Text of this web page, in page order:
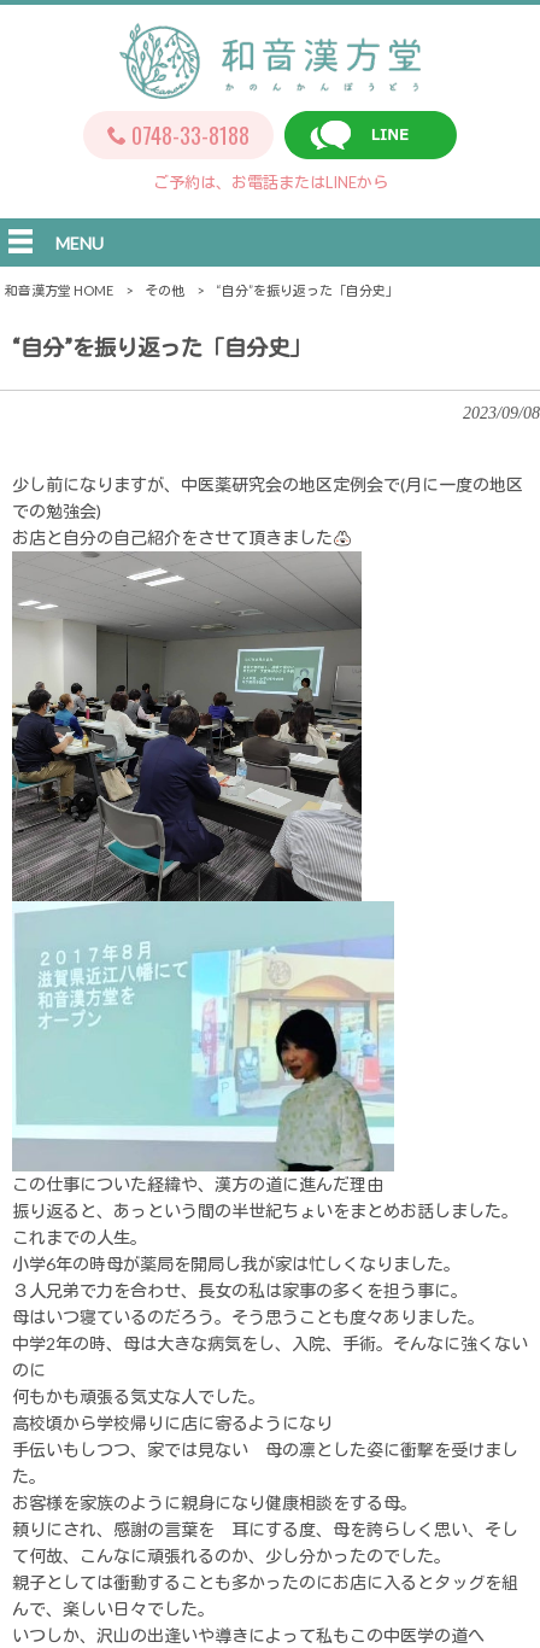
0748-33-8188
ご予約は、お電話またはLINEから
MENU
和音漢方堂 HOME > その他 > “自分”を振り返った「自分史」
“自分”を振り返った「自分史」
2023/09/08
少し前になりますが、中医薬研究会の地区定例会で(月に一度の地区
での勉強会)
お店と自分の自己紹介をさせて頂きました
この仕事についた経緯や、漢方の道に進んだ理由
振り返ると、あっという間の半世紀ちょいをまとめお話しました。
これまでの人生。
小学6年の時母が薬局を開局し我が家は忙しくなりました。
３人兄弟で力を合わせ、長女の私は家事の多くを担う事に。
母はいつ寝ているのだろう。そう思うことも度々ありました。
中学2年の時、母は大きな病気をし、入院、手術。そんなに強くない
のに
何もかも頑張る気丈な人でした。
高校頃から学校帰りに店に寄るようになり
手伝いもしつつ、家では見ない 母の凛とした姿に衝撃を受けまし
た。
お客様を家族のように親身になり健康相談をする母。
頼りにされ、感謝の言葉を 耳にする度、母を誇らしく思い、そし
て何故、こんなに頑張れるのか、少し分かったのでした。
親子としては衝動することも多かったのにお店に入るとタッグを組
んで、楽しい日々でした。
いつしか、沢山の出逢いや導きによって私もこの中医学の道へ